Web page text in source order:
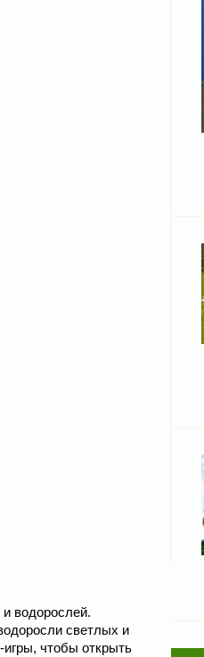
водорослей.
светлых и
чтобы открыть